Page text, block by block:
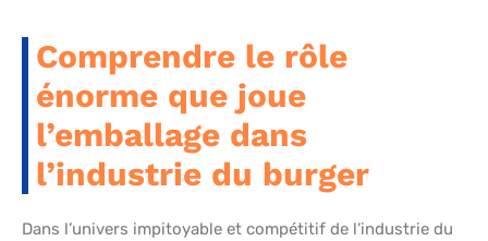
Comprendre le rôle
énorme que joue
l’emballage dans
l’industrie du burger
Dans l’univers impitoyable et compétitif de l’industrie du